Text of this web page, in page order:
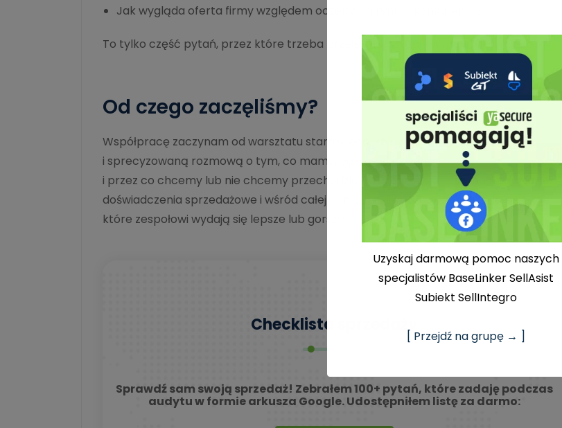
Jak wygląda oferta firmy względem oczekiwań rynku i konkurencji?
To tylko część pytań, przez które trzeba przejść na wstępie współpracy.
Od czego zaczęliśmy?
Współpracę zaczynam od warsztatu startowego, który jest audytem
i sprecyzowaną rozmową o tym, co mamy, do czego chcemy dojść
i przez co chcemy lub nie chcemy przechodzić po drodze. Każda firma ma już jakieś
doświadczenia sprzedażowe i wśród całej gamy możliwości zawsze znajdą się takie,
które zespołowi wydają się lepsze lub gorsze.
Checklista sprzedaży
Sprawdź sam swoją sprzedaż! Zebrałem 100+ pytań, które zadaję podczas
audytu w formie arkusza Google. Udostępniłem listę za darmo:
Uzyskaj darmową pomoc naszych
specjalistów BaseLinker SellAsist
Subiekt SellIntegro
[ Przejdź na grupę → ]